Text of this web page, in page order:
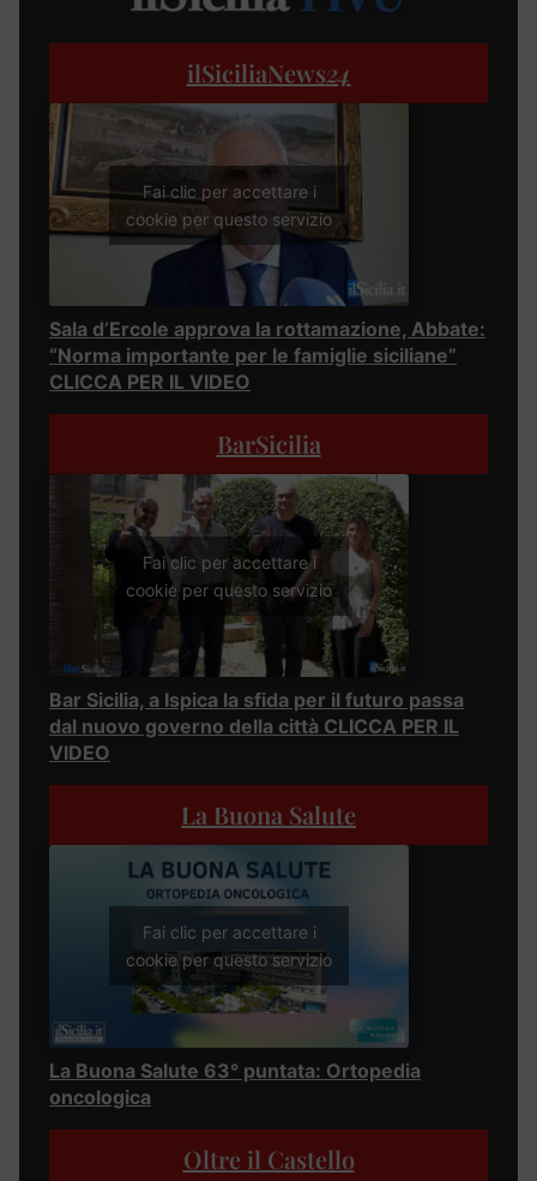
ilSiciliaNews24
Fai clic per accettare i
cookie per questo servizio
Sala d’Ercole approva la rottamazione, Abbate:
“Norma importante per le famiglie siciliane”
CLICCA PER IL VIDEO
BarSicilia
Fai clic per accettare i
cookie per questo servizio
Bar Sicilia, a Ispica la sfida per il futuro passa
dal nuovo governo della città CLICCA PER IL
VIDEO
La Buona Salute
Fai clic per accettare i
cookie per questo servizio
La Buona Salute 63° puntata: Ortopedia
oncologica
Oltre il Castello